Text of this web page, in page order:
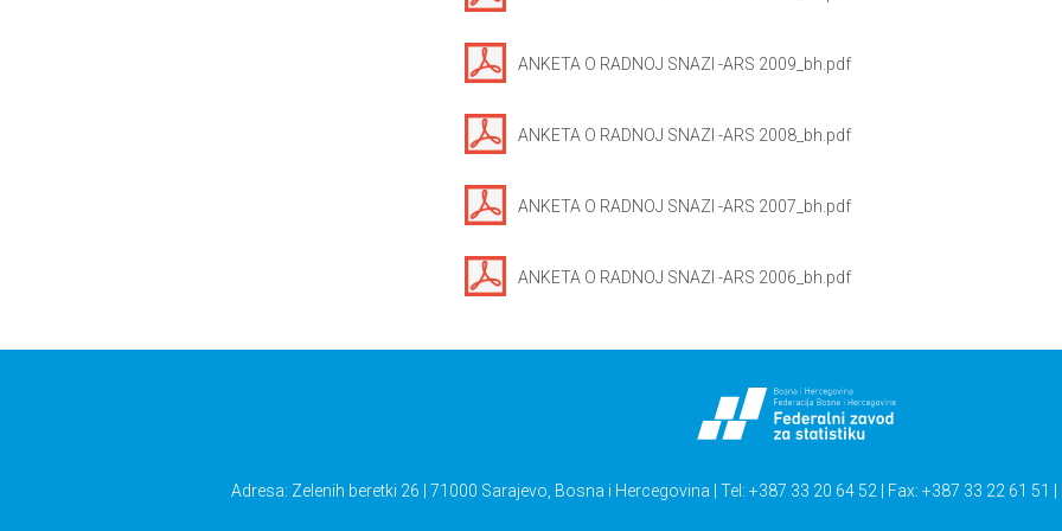
ANKETA O RADNOJ SNAZI -ARS 2009_bh.pdf
ANKETA O RADNOJ SNAZI -ARS 2008_bh.pdf
ANKETA O RADNOJ SNAZI -ARS 2007_bh.pdf
ANKETA O RADNOJ SNAZI -ARS 2006_bh.pdf
Adresa: Zelenih beretki 26 | 71000 Sarajevo, Bosna i Hercegovina | Tel: +387 33 20 64 52 | Fax: +387 33 22 61 51 |